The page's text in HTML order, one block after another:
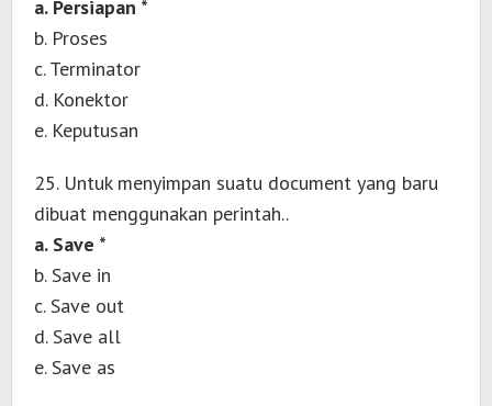
a. Persiapan *
b. Proses
c. Terminator
d. Konektor
e. Keputusan
25. Untuk menyimpan suatu document yang baru
dibuat menggunakan perintah..
a. Save *
b. Save in
c. Save out
d. Save all
e. Save as